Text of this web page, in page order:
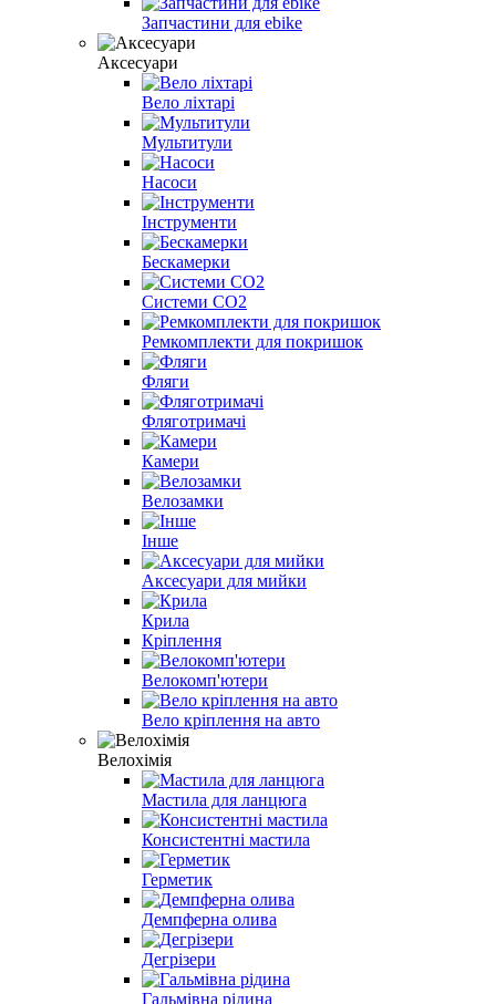
Запчастини для ebike
Аксесуари
Вело ліхтарі
Мультитули
Насоси
Інструменти
Бескамерки
Системи CO2
Ремкомплекти для покришок
Фляги
Фляготримачі
Камери
Велозамки
Інше
Аксесуари для мийки
Крила
Кріплення
Велокомп'ютери
Вело кріплення на авто
Велохімія
Мастила для ланцюга
Консистентні мастила
Герметик
Демпферна олива
Дегрізери
Гальмівна рідина